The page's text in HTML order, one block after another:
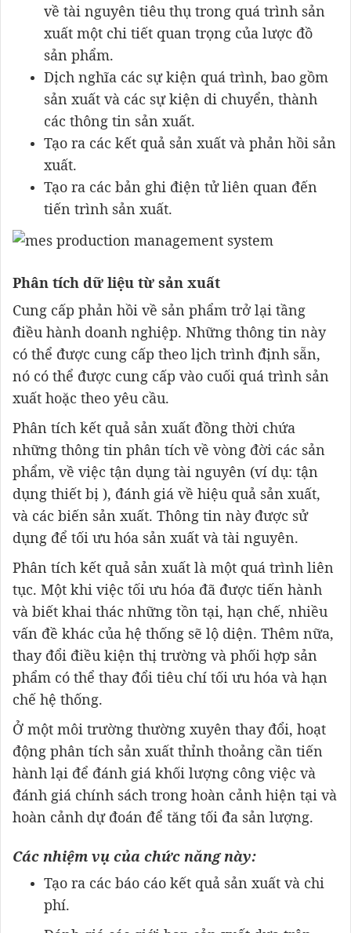
về tài nguyên tiêu thụ trong quá trình sản
xuất một chi tiết quan trọng của lược đồ
sản phẩm.
Dịch nghĩa các sự kiện quá trình, bao gồm
sản xuất và các sự kiện di chuyển, thành
các thông tin sản xuất.
Tạo ra các kết quả sản xuất và phản hồi sản
xuất.
Tạo ra các bản ghi điện tử liên quan đến
tiến trình sản xuất.
Phân tích dữ liệu từ sản xuất
Cung cấp phản hồi về sản phẩm trở lại tầng
điều hành doanh nghiệp. Những thông tin này
có thể được cung cấp theo lịch trình định sẵn,
nó có thể được cung cấp vào cuối quá trình sản
xuất hoặc theo yêu cầu.
Phân tích kết quả sản xuất đồng thời chứa
những thông tin phân tích về vòng đời các sản
phẩm, về việc tận dụng tài nguyên (ví dụ: tận
dụng thiết bị ), đánh giá về hiệu quả sản xuất,
và các biến sản xuất. Thông tin này được sử
dụng để tối ưu hóa sản xuất và tài nguyên.
Phân tích kết quả sản xuất là một quá trình liên
tục. Một khi việc tối ưu hóa đã được tiến hành
và biết khai thác những tồn tại, hạn chế, nhiều
vấn đề khác của hệ thống sẽ lộ diện. Thêm nữa,
thay đổi điều kiện thị trường và phối hợp sản
phẩm có thể thay đổi tiêu chí tối ưu hóa và hạn
chế hệ thống.
Ở một môi trường thường xuyên thay đổi, hoạt
động phân tích sản xuất thỉnh thoảng cần tiến
hành lại để đánh giá khối lượng công việc và
đánh giá chính sách trong hoàn cảnh hiện tại và
hoàn cảnh dự đoán để tăng tối đa sản lượng.
Các nhiệm vụ của chức năng này:
Tạo ra các báo cáo kết quả sản xuất và chi
phí.